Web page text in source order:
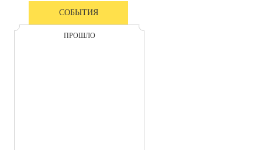
СОБЫТИЯ
ПРОШЛО